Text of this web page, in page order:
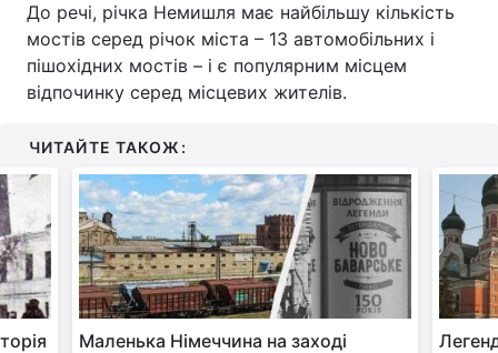
До речі, річка Немишля має найбільшу кількість
мостів серед річок міста – 13 автомобільних і
пішохідних мостів – і є популярним місцем
відпочинку серед місцевих жителів.
ЧИТАЙТЕ ТАКОЖ:
Маленька Німеччина на заході